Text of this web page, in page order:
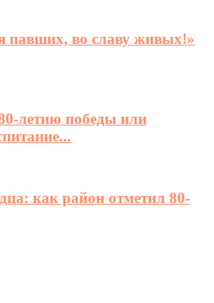
павших, во славу живых!»
летию победы или
как район отметил 80-